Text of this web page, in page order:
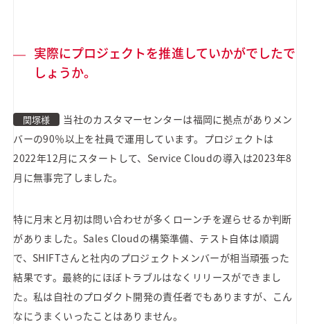
実際にプロジェクトを推進していかがでしたで
しょうか。
関塚様
当社のカスタマーセンターは福岡に拠点がありメン
バーの90％以上を社員で運用しています。プロジェクトは
2022年12月にスタートして、Service Cloudの導入は2023年8
月に無事完了しました。
特に月末と月初は問い合わせが多くローンチを遅らせるか判断
がありました。Sales Cloudの構築準備、テスト自体は順調
で、SHIFTさんと社内のプロジェクトメンバーが相当頑張った
結果です。最終的にほぼトラブルはなくリリースができまし
た。私は自社のプロダクト開発の責任者でもありますが、こん
なにうまくいったことはありません。